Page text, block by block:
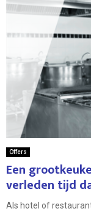
Offers
Een
verleden tijd
Als hotel of